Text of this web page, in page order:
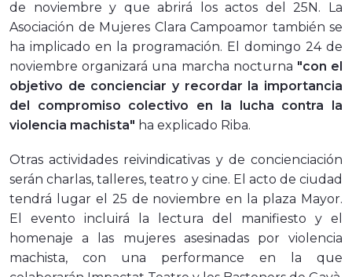
de noviembre y que abrirá los actos del 25N. La
Asociación de Mujeres Clara Campoamor también se
ha implicado en la programación. El domingo 24 de
noviembre organizará una marcha nocturna "con el
objetivo de concienciar y recordar la importancia
del compromiso colectivo en la lucha contra la
violencia machista" ha explicado Riba.
Otras actividades reivindicativas y de concienciación
serán charlas, talleres, teatro y cine. El acto de ciudad
tendrá lugar el 25 de noviembre en la plaza Mayor.
El evento incluirá la lectura del manifiesto y el
homenaje a las mujeres asesinadas por violencia
machista, con una performance en la que